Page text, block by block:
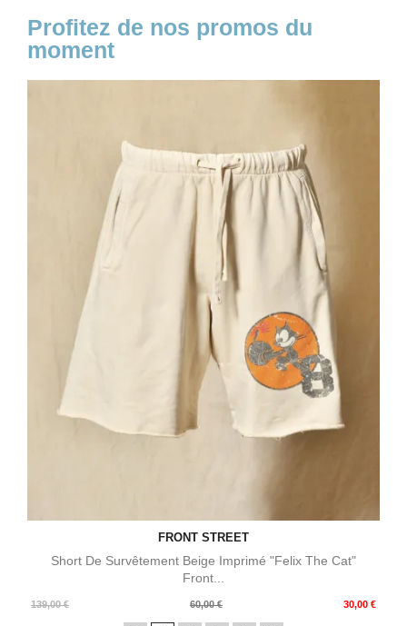
Profitez de nos promos du
moment
FRONT STREET
Short De Survêtement Beige Imprimé "Felix The Cat"
Front...
139,00 €
Prix
60,00 € 30,00 €
Prix